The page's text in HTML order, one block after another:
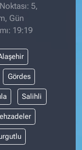
5,
Gün
19:19
Gördes
Salihli